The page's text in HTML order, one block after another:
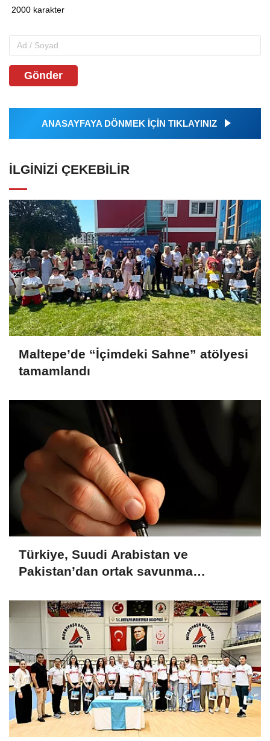
Gönder
ANASAYFAYA DÖNMEK İÇİN TIKLAYINIZ
İLGINIZI ÇEKEBILIR
Maltepe’de “İçimdeki Sahne” atölyesi
tamamlandı
Türkiye, Suudi Arabistan ve
Pakistan’dan ortak savunma